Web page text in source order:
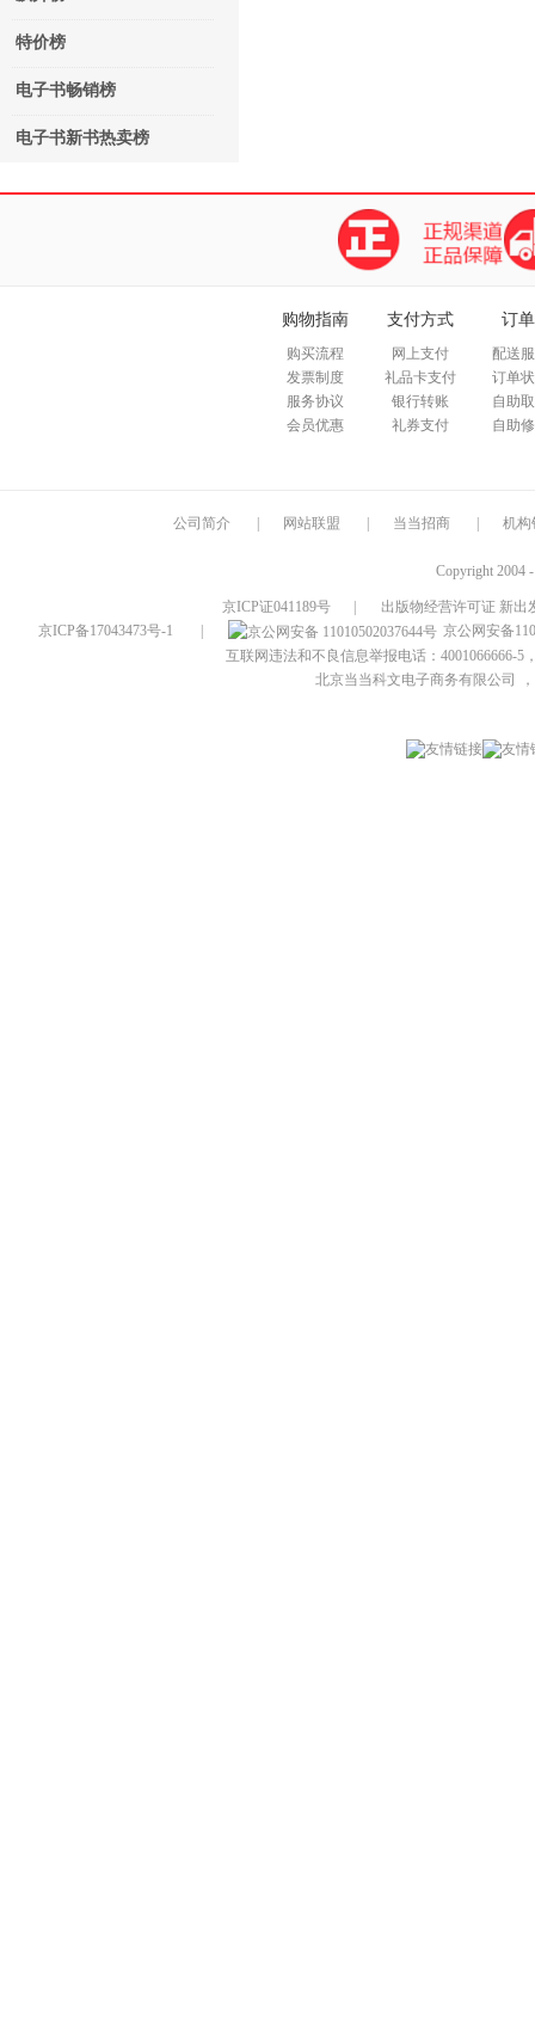
特价榜
电子书畅销榜
电子书新书热卖榜
购物指南
购买流程
发票制度
服务协议
会员优惠
支付方式
网上支付
礼品卡支付
银行转账
礼券支付
订
配送
订单
自助
自助
公司简介 网站联盟 当当招商 机构
Copyright 2004
京ICP证041189号
出版物经营许可证 新出
京ICP备17043473号-1
京公网安备
互联网违法和不良信息举报电话：4001066666-5
北京当当科文电子商务有限公司